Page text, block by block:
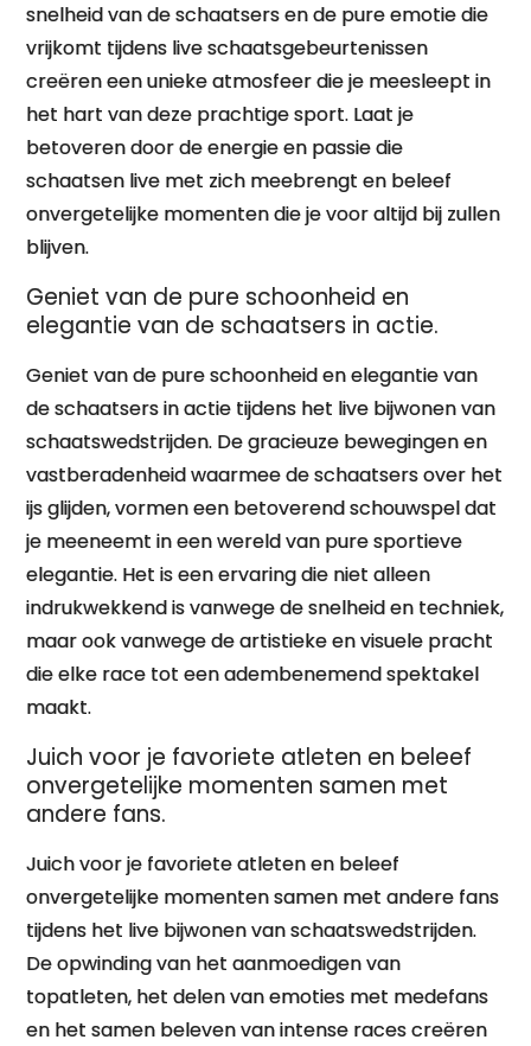
snelheid van de schaatsers en de pure emotie die
vrijkomt tijdens live schaatsgebeurtenissen
creëren een unieke atmosfeer die je meesleept in
het hart van deze prachtige sport. Laat je
betoveren door de energie en passie die
schaatsen live met zich meebrengt en beleef
onvergetelijke momenten die je voor altijd bij zullen
blijven.
Geniet van de pure schoonheid en
elegantie van de schaatsers in actie.
Geniet van de pure schoonheid en elegantie van
de schaatsers in actie tijdens het live bijwonen van
schaatswedstrijden. De gracieuze bewegingen en
vastberadenheid waarmee de schaatsers over het
ijs glijden, vormen een betoverend schouwspel dat
je meeneemt in een wereld van pure sportieve
elegantie. Het is een ervaring die niet alleen
indrukwekkend is vanwege de snelheid en techniek,
maar ook vanwege de artistieke en visuele pracht
die elke race tot een adembenemend spektakel
maakt.
Juich voor je favoriete atleten en beleef
onvergetelijke momenten samen met
andere fans.
Juich voor je favoriete atleten en beleef
onvergetelijke momenten samen met andere fans
tijdens het live bijwonen van schaatswedstrijden.
De opwinding van het aanmoedigen van
topatleten, het delen van emoties met medefans
en het samen beleven van intense races creëren